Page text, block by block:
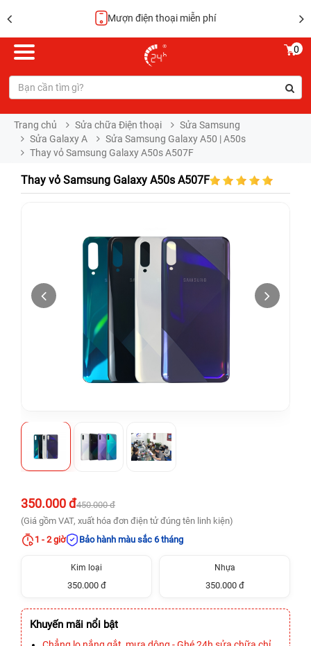
0
Trang chủ Sửa chữa Điện thoại
Sửa Samsung
Sửa Galaxy A
Sửa Samsung Galaxy A50 | A50s
Thay vỏ Samsung Galaxy A50s A507F
Thay vỏ Samsung Galaxy A50s A507F
350.000 đ450.000 đ
(Giá gồm VAT, xuất hóa đơn điện tử đúng tên linh kiện)
1 - 2 giờ
Bảo hành màu sắc 6 tháng
Kim loại
350.000 đ
Nhựa
350.000 đ
Khuyến mãi nổi bật